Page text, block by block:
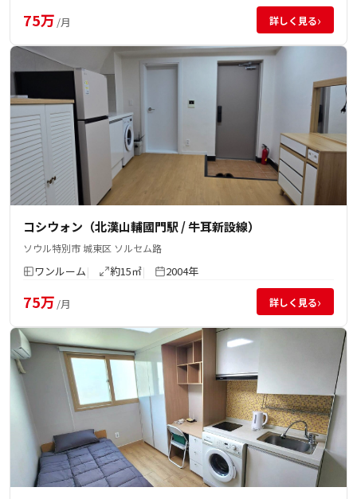
75万 /月 詳しく見る›
コシウォン（北漢山輔國門駅 / 牛耳新設線）
ソウル特別市 城東区 ソルセム路
ワンルーム 約15㎡ 2004年
75万 /月 詳しく見る›